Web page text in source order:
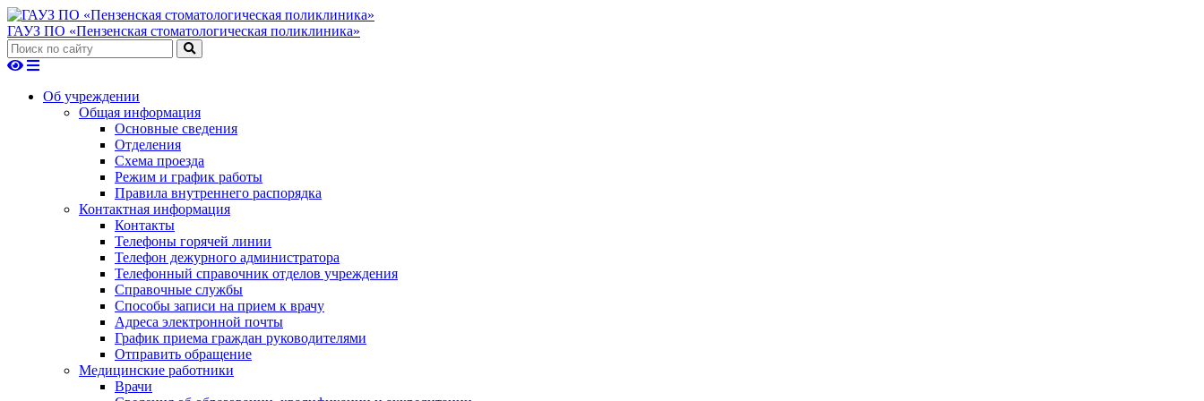
ГАУЗ ПО «Пензенская стоматологическая поликлиника»
Об учреждении
Общая информация
Основные сведения
Отделения
Схема проезда
Режим и график работы
Правила внутреннего распорядка
Контактная информация
Контакты
Телефоны горячей линии
Телефон дежурного администратора
Телефонный справочник отделов учреждения
Справочные службы
Способы записи на прием к врачу
Адреса электронной почты
График приема граждан руководителями
Отправить обращение
Медицинские работники
Врачи